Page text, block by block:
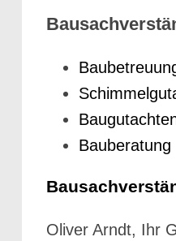
Bauberatung
Oliver Arndt, Ihr